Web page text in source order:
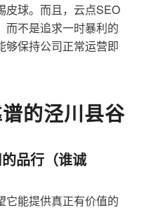
皮球。而且，云点SEO
而不是追求一时暴利的
够保持公司正常运营即
的泾川县谷
品行（谁诚
它能提供真正有价值的